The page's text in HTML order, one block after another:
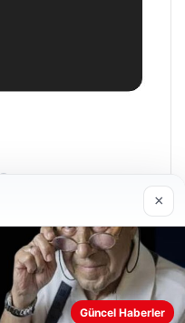
iyi anlayabilmek,
×
Güncel Haberler